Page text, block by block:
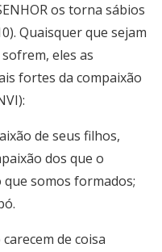
os torna sábios
Quaisquer que sejam
eles as
fortes da compaixão
de seus filhos,
dos que o
que somos formados;
de coisa